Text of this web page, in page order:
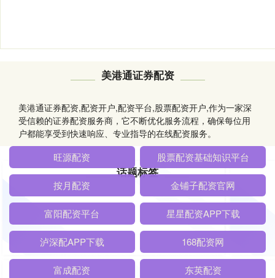
美港通证券配资
美港通证券配资,配资开户,配资平台,股票配资开户,作为一家深
受信赖的证券配资服务商，它不断优化服务流程，确保每位用
户都能享受到快速响应、专业指导的在线配资服务。
话题标签
旺源配资 股票配资基础知识平台
按月配资 金铺子配资官网
富阳配资平台 星星配资APP下载